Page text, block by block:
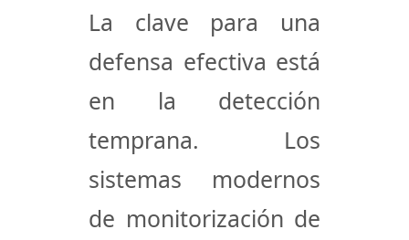
La clave para una
defensa efectiva está
en la detección
temprana. Los
sistemas modernos
de monitorización de